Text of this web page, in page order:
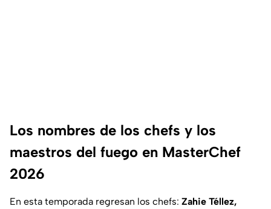
Los nombres de los chefs y los
maestros del fuego en MasterChef
2026
En esta temporada regresan los chefs: Zahie Téllez,